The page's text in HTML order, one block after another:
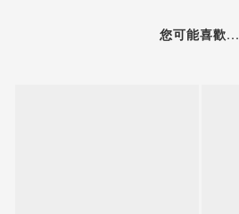
您可能喜歡...